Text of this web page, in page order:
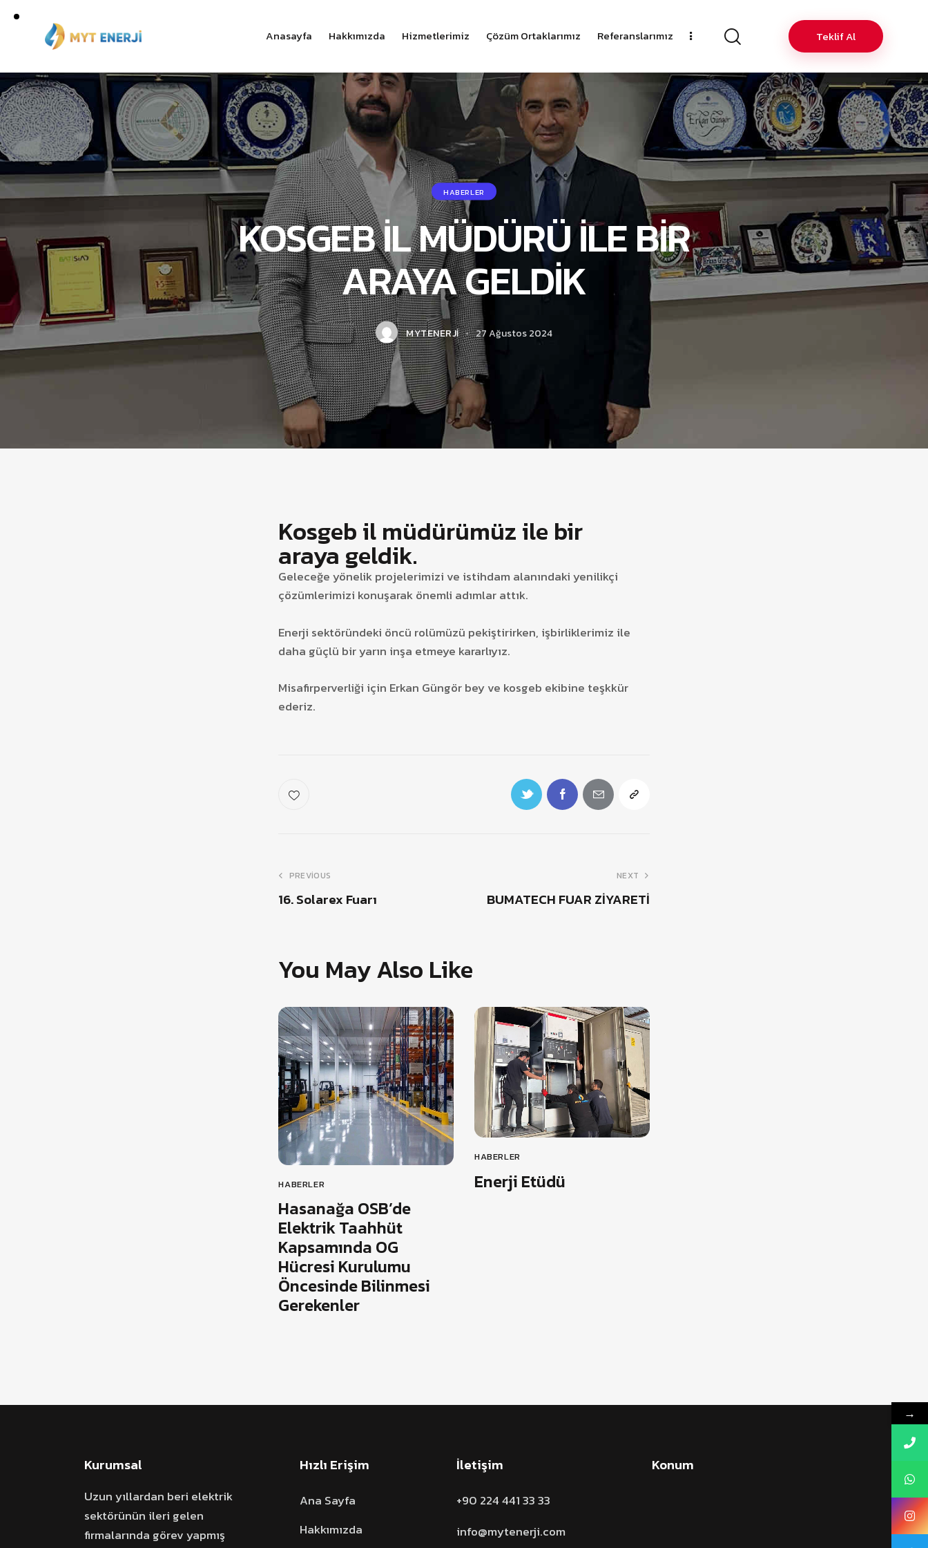
Anasayfa Hakkımızda Hizmetlerimiz Çözüm Ortaklarımız Referanslarımız Teklif Al
HABERLER
KOSGEB İL MÜDÜRÜ İLE BİR
ARAYA GELDİK
MYTENERJI 27 Ağustos 2024
Kosgeb il müdürümüz ile bir
araya geldik.
Geleceğe yönelik projelerimizi ve istihdam alanındaki yenilikçi
çözümlerimizi konuşarak önemli adımlar attık.
Enerji sektöründeki öncü rolümüzü pekiştirirken, işbirliklerimiz ile
daha güçlü bir yarın inşa etmeye kararlıyız.
Misafirperverliği için Erkan Güngör bey ve kosgeb ekibine teşkkür
ederiz.
PREVIOUS
16. Solarex Fuarı
NEXT
BUMATECH FUAR ZİYARETİ
You May Also Like
HABERLER
Hasanağa OSB’de
Elektrik Taahhüt
Kapsamında OG
Hücresi Kurulumu
Öncesinde Bilinmesi
Gerekenler
HABERLER
Enerji Etüdü
Kurumsal
Uzun yıllardan beri elektrik
sektörünün ileri gelen
firmalarında görev yapmış
Hızlı Erişim
Ana Sayfa
Hakkımızda
İletişim
+90 224 441 33 33
info@mytenerji.com
Konum
→